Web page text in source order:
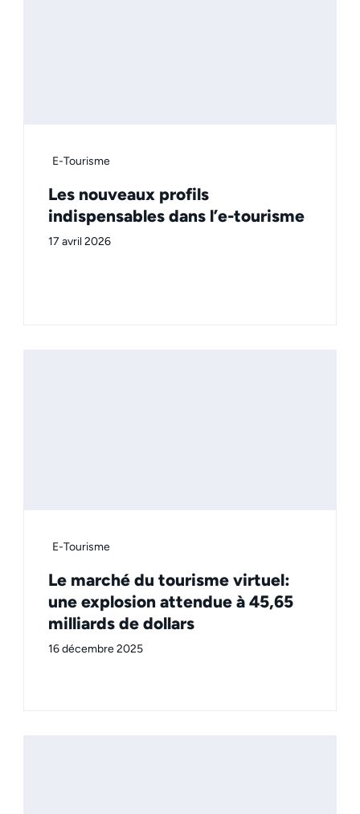
E-Tourisme
Les nouveaux profils
indispensables dans l’e-tourisme
17 avril 2026
E-Tourisme
Le marché du tourisme virtuel:
une explosion attendue à 45,65
milliards de dollars
16 décembre 2025